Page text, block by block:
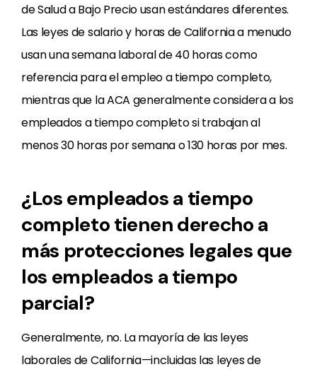
de Salud a Bajo Precio usan estándares diferentes.
Las leyes de salario y horas de California a menudo
usan una semana laboral de 40 horas como
referencia para el empleo a tiempo completo,
mientras que la ACA generalmente considera a los
empleados a tiempo completo si trabajan al
menos 30 horas por semana o 130 horas por mes.
¿Los empleados a tiempo
completo tienen derecho a
más protecciones legales que
los empleados a tiempo
parcial?
Generalmente, no. La mayoría de las leyes
laborales de California—incluidas las leyes de